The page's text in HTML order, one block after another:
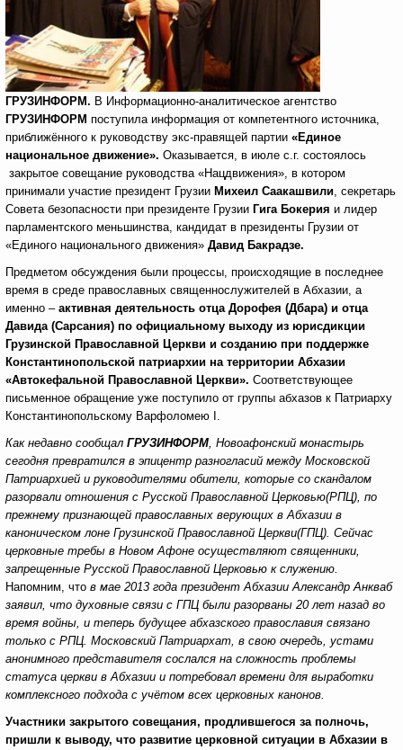
ГРУЗИНФОРМ. В Информационно-аналитическое агентство
ГРУЗИНФОРМ поступила информация от компетентного источника,
приближённого к руководству экс-правящей партии «Единое
национальное движение». Оказывается, в июле с.г. состоялось
закрытое совещание руководства «Нацдвижения», в котором
принимали участие президент Грузии Михеил Саакашвили, секретарь
Совета безопасности при президенте Грузии Гига Бокерия и лидер
парламентского меньшинства, кандидат в президенты Грузии от
«Единого национального движения» Давид Бакрадзе.
Предметом обсуждения были процессы, происходящие в последнее
время в среде православных священнослужителей в Абхазии, а
именно – активная деятельность отца Дорофея (Дбара) и отца
Давида (Сарсания) по официальному выходу из юрисдикции
Грузинской Православной Церкви и созданию при поддержке
Константинопольской патриархии на территории Абхазии
«Автокефальной Православной Церкви». Соответствующее
письменное обращение уже поступило от группы абхазов к Патриарху
Константинопольскому Варфоломею I.
Как недавно сообщал ГРУЗИНФОРМ, Новоафонский монастырь
сегодня превратился в эпицентр разногласий между Московской
Патриархией и руководителями обители, которые со скандалом
разорвали отношения с Русской Православной Церковью(РПЦ), по
прежнему признающей православных верующих в Абхазии в
каноническом лоне Грузинской Православной Церкви(ГПЦ). Сейчас
церковные требы в Новом Афоне осуществляют священники,
запрещенные Русской Православной Церковью к служению.
Напомним, что в мае 2013 года президент Абхазии Александр Анкваб
заявил, что духовные связи с ГПЦ были разорваны 20 лет назад во
время войны, и теперь будущее абхазского православия связано
только с РПЦ. Московский Патриархат, в свою очередь, устами
анонимного представителя сослался на сложность проблемы
статуса церкви в Абхазии и потребовал времени для выработки
комплексного подхода с учётом всех церковных канонов.
Участники закрытого совещания, продлившегося за полночь,
пришли к выводу, что развитие церковной ситуации в Абхазии в